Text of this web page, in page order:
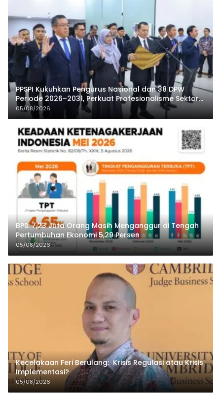
PPSPI Kukuhkan Pengurus Nasional dan 38 DPW
Periode 2026–2031, Perkuat Profesionalisme Sektor
Publik
05/08/2026
BPS: 7,23 Juta Orang Masih Menganggur di Tengah
Pertumbuhan Ekonomi 5,29 Persen
05/08/2026
Kecelakaan Feri Berulang: Krisis Regulasi atau Krisis
Implementasi?
05/08/2026